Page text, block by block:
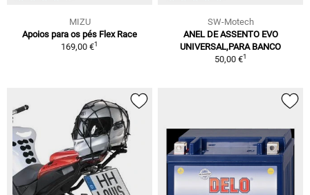
MIZU
Apoios para os pés Flex Race
169,00 €1
SW-Motech
ANEL DE ASSENTO EVO
UNIVERSAL,PARA BANCO
50,00 €1